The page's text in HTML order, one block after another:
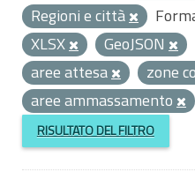
Regioni e città
XLSX
GeoJSON
aree attesa
zone
aree ammassamento
RISULTATO DEL FILTRO